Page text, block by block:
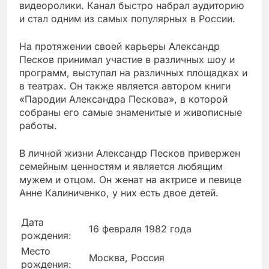
видеоролики. Канал быстро набрал аудиторию
и стал одним из самых популярных в России.
На протяжении своей карьеры Александр
Песков принимал участие в различных шоу и
программ, выступал на различных площадках и
в театрах. Он также является автором книги
«Пародии Александра Пескова», в которой
собраны его самые знаменитые и живописные
работы.
В личной жизни Александр Песков привержен
семейным ценностям и является любящим
мужем и отцом. Он женат на актрисе и певице
Анне Калиниченко, у них есть двое детей.
Дата
рождения:
16 февраля 1982 года
Место
рождения:
Москва, Россия